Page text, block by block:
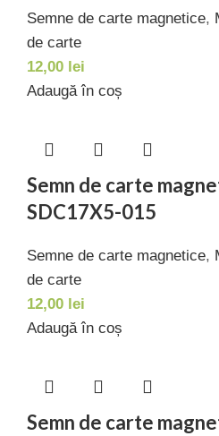
Semne de carte magnetice,
de carte
12,00 lei
Adaugă în coș
Semn de carte
SDC17X5-015
Semne de carte magnetice,
de carte
12,00 lei
Adaugă în coș
Semn de carte